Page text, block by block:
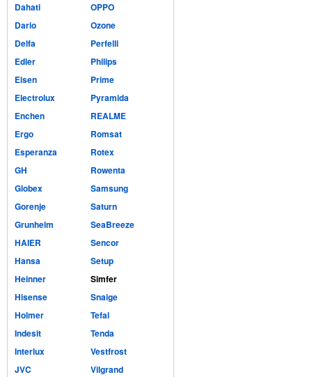
Dahati
Dario
Delfa
Edler
Eisen
Electrolux
Enchen
Ergo
Esperanza
GH
Globex
Gorenje
Grunhelm
HAIER
Hansa
Heinner
Hisense
Holmer
Indesit
Interlux
JVC
OPPO
Ozone
Perfelli
Philips
Prime
Pyramida
REALME
Romsat
Rotex
Rowenta
Samsung
Saturn
SeaBreeze
Sencor
Setup
Simfer
Snaige
Tefal
Tenda
Vestfrost
Vilgrand